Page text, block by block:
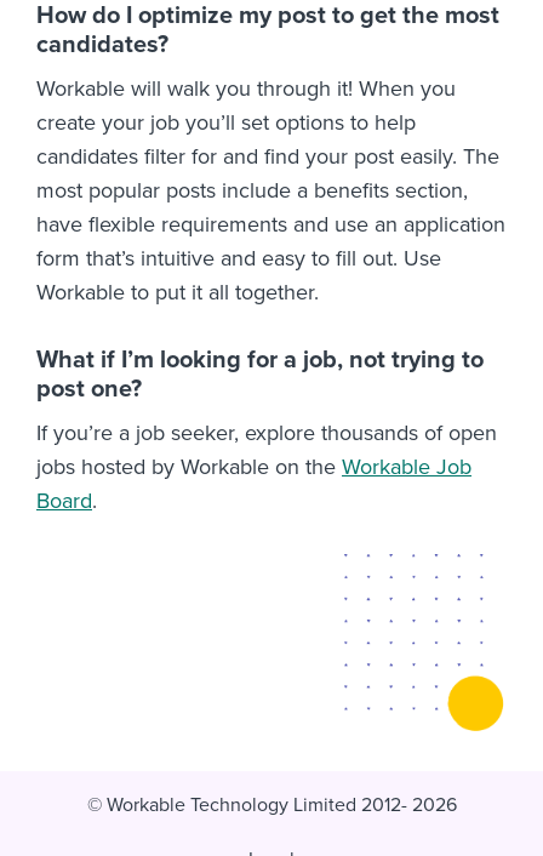
How do I optimize my post to get the most
candidates?
Workable will walk you through it! When you
create your job you’ll set options to help
candidates filter for and find your post easily. The
most popular posts include a benefits section,
have flexible requirements and use an application
form that’s intuitive and easy to fill out. Use
Workable to put it all together.
What if I’m looking for a job, not trying to
post one?
If you’re a job seeker, explore thousands of open
jobs hosted by Workable on the Workable Job
Board.
© Workable Technology Limited 2012- 2026